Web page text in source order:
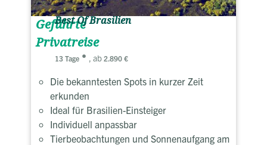
Geführte
Privatreise
Best Of Brasilien
13 Tage , ab 2.890 €
Die bekanntesten Spots in kurzer Zeit
erkunden
Ideal für Brasilien-Einsteiger
Individuell anpassbar
Tierbeobachtungen und Sonnenaufgang am